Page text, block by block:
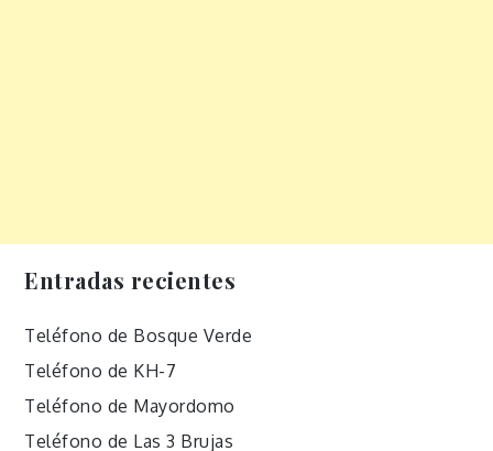
Entradas recientes
Teléfono de Bosque Verde
Teléfono de KH-7
Teléfono de Mayordomo
Teléfono de Las 3 Brujas